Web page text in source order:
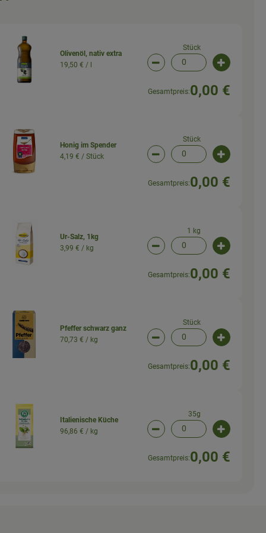
ändern
Olivenöl, nativ extra
19,50 € / l
Stück
Artikelanzahl verringern
Gesamtpreis:0,00 €
ändern
Honig im Spender
4,19 € / Stück
Stück
Artikelanzahl verringern
Gesamtpreis:0,00 €
ändern
Ur-Salz, 1kg
3,99 € / kg
1 kg
Artikelanzahl verringern
Gesamtpreis:0,00 €
ändern
Pfeffer schwarz ganz
70,73 € / kg
Stück
Artikelanzahl verringern
Gesamtpreis:0,00 €
ändern
Italienische Küche
96,86 € / kg
35g
Artikelanzahl verringern
Gesamtpreis:0,00 €